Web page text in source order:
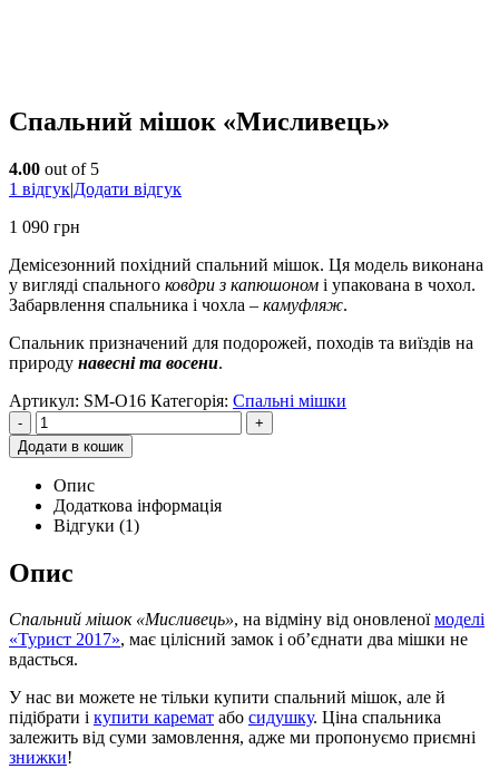
Спальний мішок «Мисливець»
4.00 out of 5
1 відгук|Додати відгук
1 090 грн
Демісезонний похідний спальний мішок. Ця модель виконана
у вигляді спального ковдри з капюшоном і упакована в чохол.
Забарвлення спальника і чохла – камуфляж.
Спальник призначений для подорожей, походів та виїздів на
природу навесні та восени.
Артикул: SM-O16 Категорія: Спальні мішки
-
+
Додати в кошик
Опис
Додаткова інформація
Відгуки (1)
Опис
Спальний мішок «Мисливець», на відміну від оновленоїмоделі
«Турист 2017», має цілісний замок і об’єднати два мішки не
вдасться.
У нас ви можете не тільки купити спальний мішок, але й
підібрати і купити каремат або сидушку. Ціна спальника
залежить від суми замовлення, адже ми пропонуємо приємні
знижки!